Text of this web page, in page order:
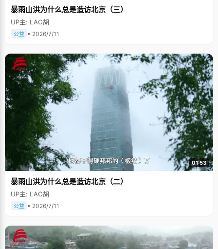
暴雨山洪为什么总是造访北京（三）
UP主: LAO胡
公益 • 2026/7/11
01:53
暴雨山洪为什么总是造访北京（二）
UP主: LAO胡
公益 • 2026/7/11